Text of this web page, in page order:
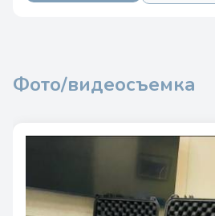
Фото/видеосъемка